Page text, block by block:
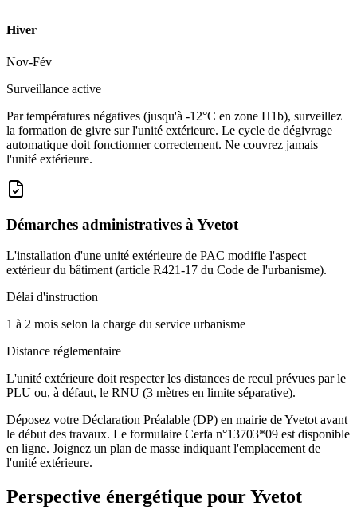
Hiver
Nov-Fév
Surveillance active
Par températures négatives (jusqu'à -12°C en zone H1b), surveillez
la formation de givre sur l'unité extérieure. Le cycle de dégivrage
automatique doit fonctionner correctement. Ne couvrez jamais
l'unité extérieure.
Démarches administratives àYvetot
L'installation d'une unité extérieure de PAC modifie l'aspect
extérieur du bâtiment (article R421-17 du Code de l'urbanisme).
Délai d'instruction
1 à 2 mois selon la charge du service urbanisme
Distance réglementaire
L'unité extérieure doit respecter les distances de recul prévues par le
PLU ou, à défaut, le RNU (3 mètres en limite séparative).
Déposez votre Déclaration Préalable (DP) en mairie de Yvetot avant
le début des travaux. Le formulaire Cerfa n°13703*09 est disponible
en ligne. Joignez un plan de masse indiquant l'emplacement de
l'unité extérieure.
Perspective énergétique pourYvetot